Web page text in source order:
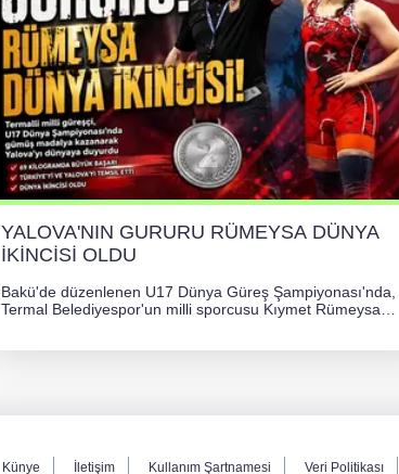
YALOVA'NIN GURURU RÜMEYSA DÜNYA
İKİNCİSİ OLDU
Bakü'de düzenlenen U17 Dünya Güreş Şampiyonası'nda,
Termal Belediyespor'un milli sporcusu Kıymet Rümeysa
Künye İletişim Kullanım Şartnamesi Veri Politikası